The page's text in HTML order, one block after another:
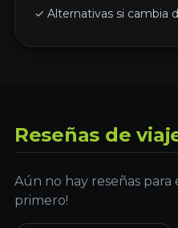
✓ Alternativas si cambia
Reseñas de
Aún no hay reseñas para
primero!